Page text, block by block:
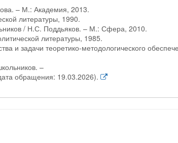
– М.: Академия, 2013.
литературы, 1990.
/ Н.С. Поддьяков. – М.: Сфера, 2010.
литературы, 1985.
и задачи теоретико-методологического
–
обращения: 19.03.2026).